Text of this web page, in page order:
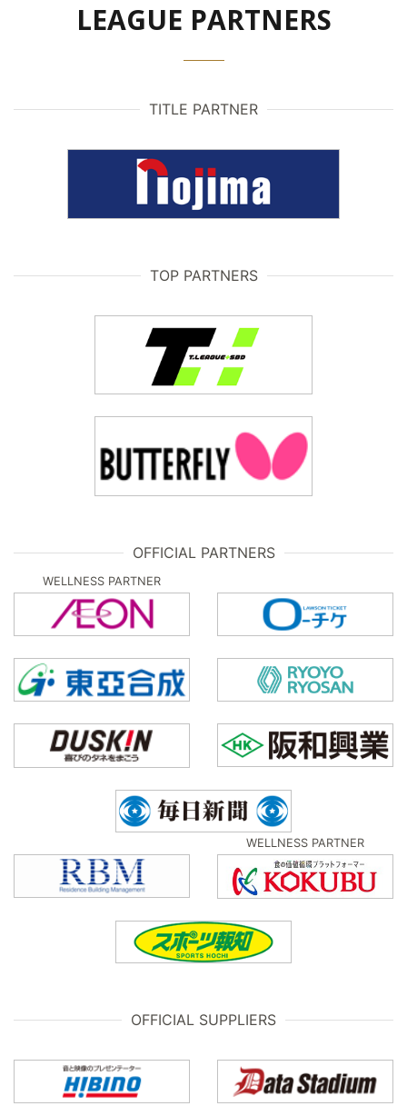
LEAGUE PARTNERS
TITLE PARTNER
TOP PARTNERS
OFFICIAL PARTNERS
WELLNESS PARTNER
WELLNESS PARTNER
OFFICIAL SUPPLIERS